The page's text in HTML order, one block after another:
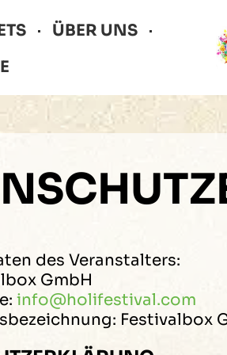
ÜBER UNS
des Veranstalters:
GmbH
info@holifestival.com
Festivalbox